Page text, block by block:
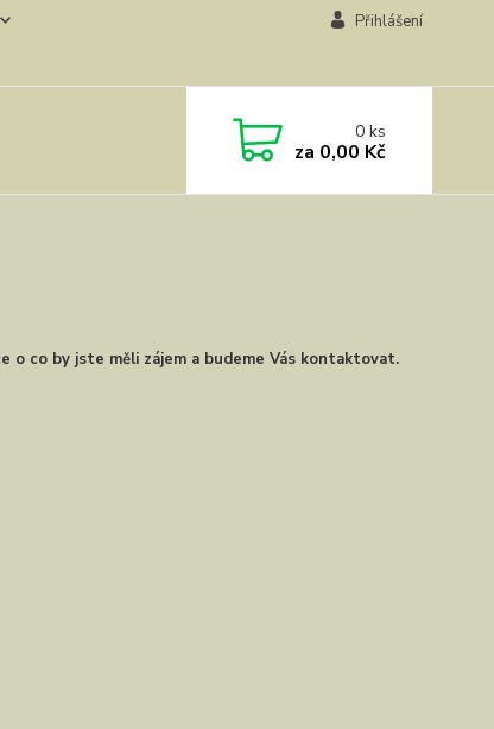
Přihlášení
0ks
za 0,00 Kč
o co by jste měli zájem a budeme Vás kontaktovat.